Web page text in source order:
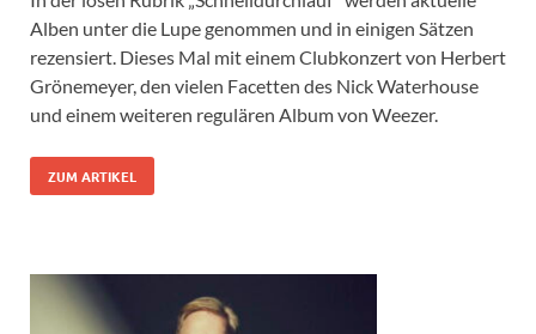
Alben unter die Lupe genommen und in einigen Sätzen
rezensiert. Dieses Mal mit einem Clubkonzert von Herbert
Grönemeyer, den vielen Facetten des Nick Waterhouse
und einem weiteren regulären Album von Weezer.
ZUM ARTIKEL